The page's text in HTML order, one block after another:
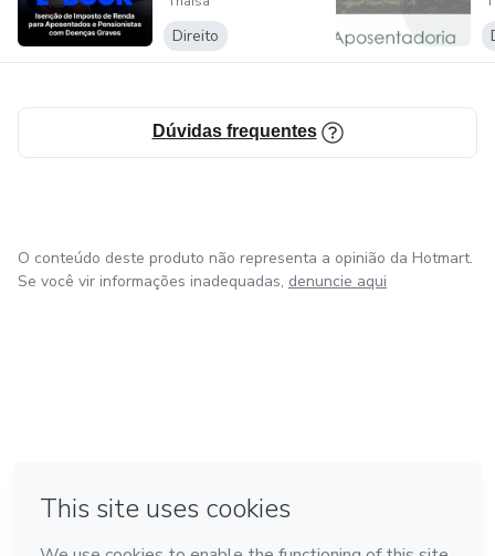
Pensionistas...
Direito
Dúvidas frequentes
O conteúdo deste produto não representa a opinião da Hotmart.
Se você vir informações inadequadas, denuncie aqui
em Belo Horizonte